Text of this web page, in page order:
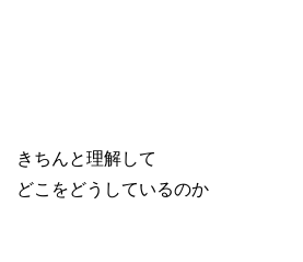
きちんと理解して
どこをどうしているのか